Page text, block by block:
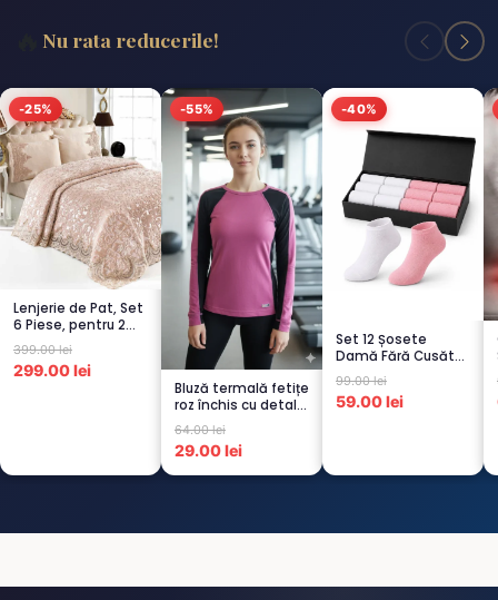
Nu rata reducerile!
-25%
Lenjerie de Pat, Set
6 Piese, pentru 2
persoana, CAPUCI...
399.00 lei
299.00 lei
-55%
Bluză termală fetițe
roz închis cu detalii
negre, cu pu...
64.00 lei
29.00 lei
-40%
Set 12 Șosete
Damă Fără Cusături
– 6 Albe + 6 Roz –
Scu...
99.00 lei
59.00 lei